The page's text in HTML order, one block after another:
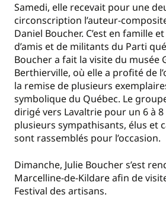
Samedi, elle recevait pour une
circonscription l’auteur-
Daniel Boucher. C’est en famille
d’amis et de militants du Parti
Boucher a fait la visite du musée
Berthierville, où elle a profité de
la remise de plusieurs
symbolique du Québec. Le
dirigé vers Lavaltrie pour un 6 à
plusieurs sympathisants, élus et
sont rassemblés pour l’occasion.
Dimanche, Julie Boucher s’est
Marcelline-de-Kildare afin de
Festival des artisans.